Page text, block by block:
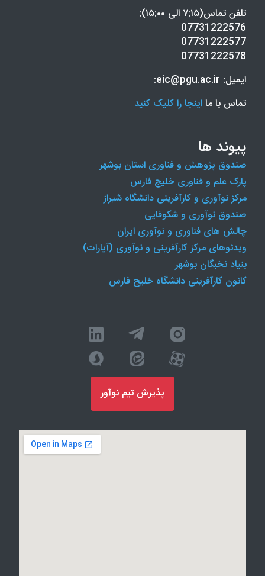
تلفن تماس(۷:۱۵ الی ۱۵:۰۰):
07731222576
07731222577
07731222578
ایمیل: eic@pgu.ac.ir:
تماس با ما اینجا را کلیک کنید
پیوند ها
صندوق پژوهش و فناوری استان بوشهر
پارک علم و فناوری خلیج فارس
مرکز نوآوری و کارآفرینی دانشگاه شیراز
صندوق نوآوری و شکوفایی
چالش های فناوری و نوآوری ایران
ویدئوهای مرکز کارآفرینی و نوآوری (آپارات)
بنیاد نخبگان بوشهر
کانون کارآفرینی دانشگاه خلیج فارس
پذیرش تیم نوآور